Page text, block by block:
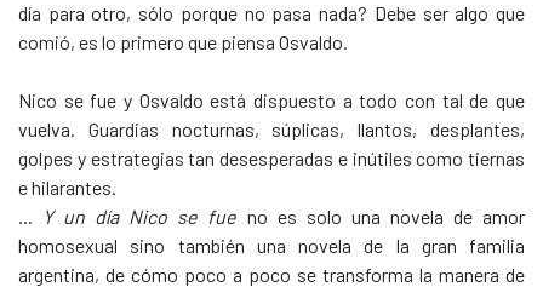
día para otro, sólo porque no pasa nada? Debe ser algo que
comió, es lo primero que piensa Osvaldo.
Nico se fue y Osvaldo está dispuesto a todo con tal de que
vuelva. Guardias nocturnas, súplicas, llantos, desplantes,
golpes y estrategias tan desesperadas e inútiles como tiernas
e hilarantes.
...
Y un día Nico se fue no es solo una novela de amor
homosexual sino también una novela de la gran familia
argentina, de cómo poco a poco se transforma la manera de